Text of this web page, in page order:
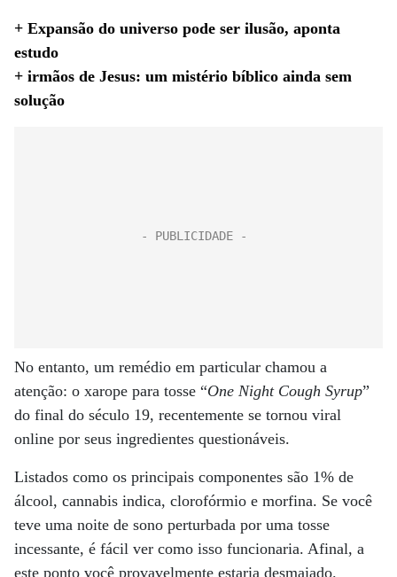
+ Expansão do universo pode ser ilusão, aponta
estudo
+ irmãos de Jesus: um mistério bíblico ainda sem
solução
No entanto, um remédio em particular chamou a
atenção: o xarope para tosse “One Night Cough Syrup”
do final do século 19, recentemente se tornou viral
online por seus ingredientes questionáveis.
Listados como os principais componentes são 1% de
álcool, cannabis indica, clorofórmio e morfina. Se você
teve uma noite de sono perturbada por uma tosse
incessante, é fácil ver como isso funcionaria. Afinal, a
este ponto você provavelmente estaria desmaiado.